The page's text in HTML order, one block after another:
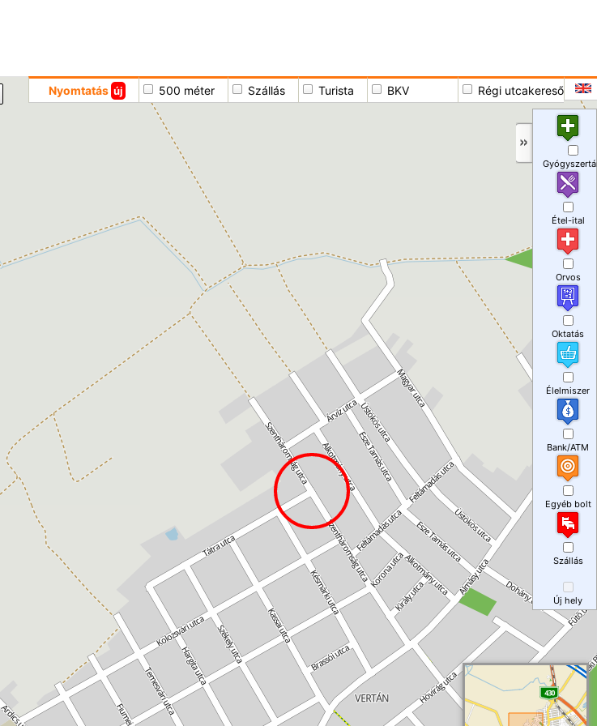
Nyomtatás új 500 méter Szállás Turista BKV Régi utcakereső
Étel-ital
Orvos
Oktatás
Élelmiszer
Bank/ATM
Egyéb bolt
Szállás
Új hely